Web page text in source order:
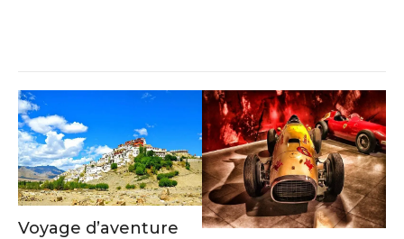
Voyage d’aventure